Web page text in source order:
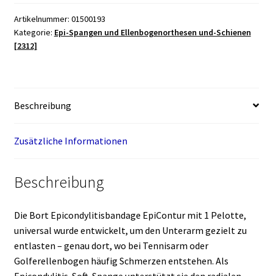
Pelotte,
universal
Menge
Artikelnummer: 01500193
Kategorie: Epi-Spangen und Ellenbogenorthesen und-Schienen
[2312]
Beschreibung
Zusätzliche Informationen
Beschreibung
Die Bort Epicondylitisbandage EpiContur mit 1 Pelotte,
universal wurde entwickelt, um den Unterarm gezielt zu
entlasten – genau dort, wo bei Tennisarm oder
Golferellenbogen häufig Schmerzen entstehen. Als